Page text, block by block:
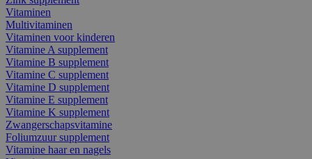
Vitaminen
Multivitaminen
Vitaminen voor kinderen
Vitamine A supplement
Vitamine B supplement
Vitamine C supplement
Vitamine D supplement
Vitamine E supplement
Vitamine K supplement
Zwangerschapsvitamine
Foliumzuur supplement
Vitamine haar en nagels